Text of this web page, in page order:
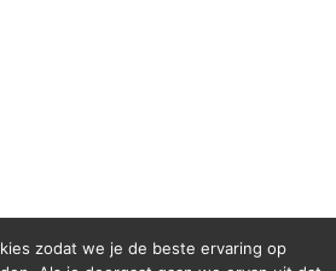
zodat we je de beste ervaring op